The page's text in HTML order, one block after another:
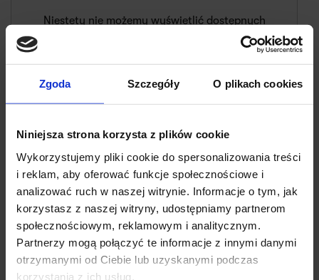
Zgoda Szczegóły O plikach cookies
Niniejsza strona korzysta z plików cookie
Wykorzystujemy pliki cookie do spersonalizowania treści
i reklam, aby oferować funkcje społecznościowe i
analizować ruch w naszej witrynie. Informacje o tym, jak
korzystasz z naszej witryny, udostępniamy partnerom
społecznościowym, reklamowym i analitycznym.
Partnerzy mogą połączyć te informacje z innymi danymi
otrzymanymi od Ciebie lub uzyskanymi podczas
korzystania z ich usług.
Niestety nie możemy wyświetlić dostępnych
Umów tę wizytę dzwoniąc na numer
58 524 15 00.
O mnie
Posiada specjalizacje w dziedzinach chorób
wewnętrznych oraz kardiologii.
W swoim gabinecie zajmuje się diagnozowaniem i
leczeniem chorób serca i układu sercowo-naczyniowego,
jak na przykład nadciśnienia tętniczego, zaburzeń rytmu